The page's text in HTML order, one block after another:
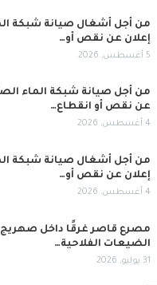
من أجل أشغال صيانة شبكة
إعلان عن نقص أو…
5 أغسطس, 2026
من أجل صيانة شبكة الماء
عن نقص أو انقطاع…
4 أغسطس, 2026
من أجل أشغال صيانة شبكة
إعلان عن نقص أو…
4 أغسطس, 2026
مصرع قاصر غرقًا داخل صهريج
الضيعات الفلاحية…
31 يوليو, 2026